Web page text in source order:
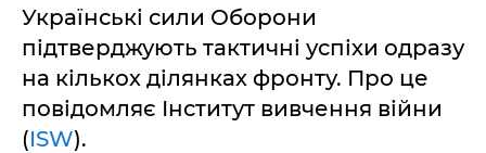
Українські сили Оборони
підтверджують тактичні успіхи одразу
на кількох ділянках фронту. Про це
повідомляє Інститут вивчення війни
(ISW).